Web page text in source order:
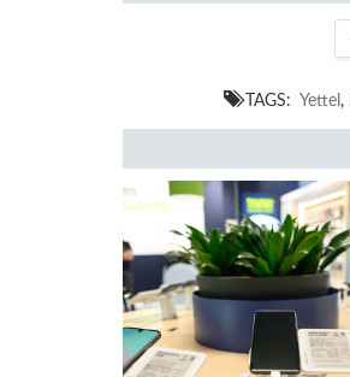
TAGS: Yettel ,